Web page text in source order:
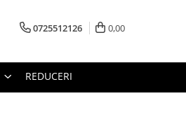
0725512126 0,00
REDUCERI